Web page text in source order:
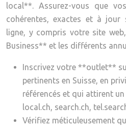
local**. Assurez-vous que
cohérentes, exactes et à
ligne, y compris votre site
Business** et les différents
Inscrivez votre **outlet**
pertinents en Suisse, en
référencés et qui attirent
local.ch, search.ch,
Vérifiez méticuleusement